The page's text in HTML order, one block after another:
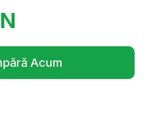
Acum
(se deschide într-o filă